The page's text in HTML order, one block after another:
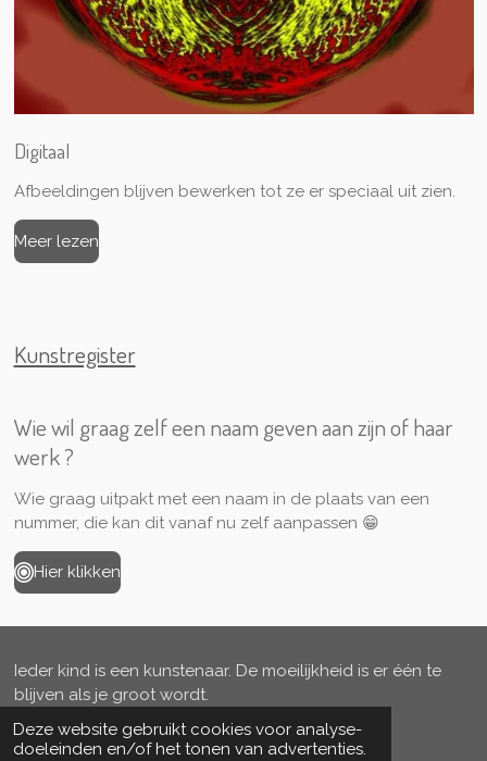
Deze website gebruikt cookies voor analyse-
doeleinden en/of het tonen van advertenties.
Digitaal
Afbeeldingen blijven bewerken tot ze er speciaal uit zien.
Meer lezen
Kunstregister
Wie wil graag zelf een naam geven aan zijn of haar
werk ?
Wie graag uitpakt met een naam in de plaats van een
nummer, die kan dit vanaf nu zelf aanpassen 😁
Hier klikken
Ieder kind is een kunstenaar. De moeilijkheid is er één te
blijven als je groot wordt.
-Pablo Picasso